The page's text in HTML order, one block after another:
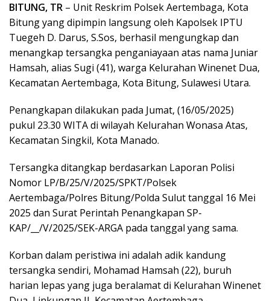
BITUNG, TR – Unit Reskrim Polsek Aertembaga, Kota
Bitung yang dipimpin langsung oleh Kapolsek IPTU
Tuegeh D. Darus, S.Sos, berhasil mengungkap dan
menangkap tersangka penganiayaan atas nama Juniar
Hamsah, alias Sugi (41), warga Kelurahan Winenet Dua,
Kecamatan Aertembaga, Kota Bitung, Sulawesi Utara.
Penangkapan dilakukan pada Jumat, (16/05/2025)
pukul 23.30 WITA di wilayah Kelurahan Wonasa Atas,
Kecamatan Singkil, Kota Manado.
Tersangka ditangkap berdasarkan Laporan Polisi
Nomor LP/B/25/V/2025/SPKT/Polsek
Aertembaga/Polres Bitung/Polda Sulut tanggal 16 Mei
2025 dan Surat Perintah Penangkapan SP-
KAP/__/V/2025/SEK-ARGA pada tanggal yang sama.
Korban dalam peristiwa ini adalah adik kandung
tersangka sendiri, Mohamad Hamsah (22), buruh
harian lepas yang juga beralamat di Kelurahan Winenet